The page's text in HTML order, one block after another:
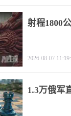
射程1800
2026-08-07
1.3万俄军